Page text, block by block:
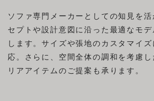
ソファ専門メーカーとしての知見を
セプトや設計意図に沿った最適なモデ
します。サイズや張地のカスタマイ
応。さらに、空間全体の調和を考慮し
リアアイテムのご提案も承ります。